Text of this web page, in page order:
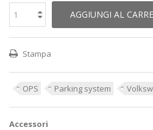
AGGIUNGI AL
Stampa
OPS Parking system
Accessori